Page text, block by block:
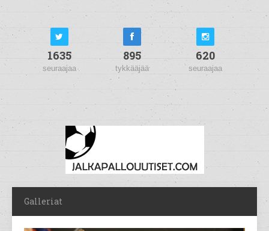
1635
seuraajaa
895
tykkääjää
620
seuraajaa
Galleriat